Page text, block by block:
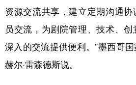
资源交流共享，建立定期沟通协
员交流，为剧院管理、技术、创
深入的交流提供便利。”墨西哥
赫尔·雷森德斯说。